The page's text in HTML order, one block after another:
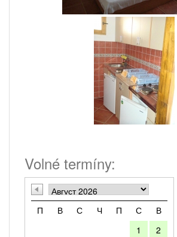
Volné termíny:
П В С Ч П С
В
1
2